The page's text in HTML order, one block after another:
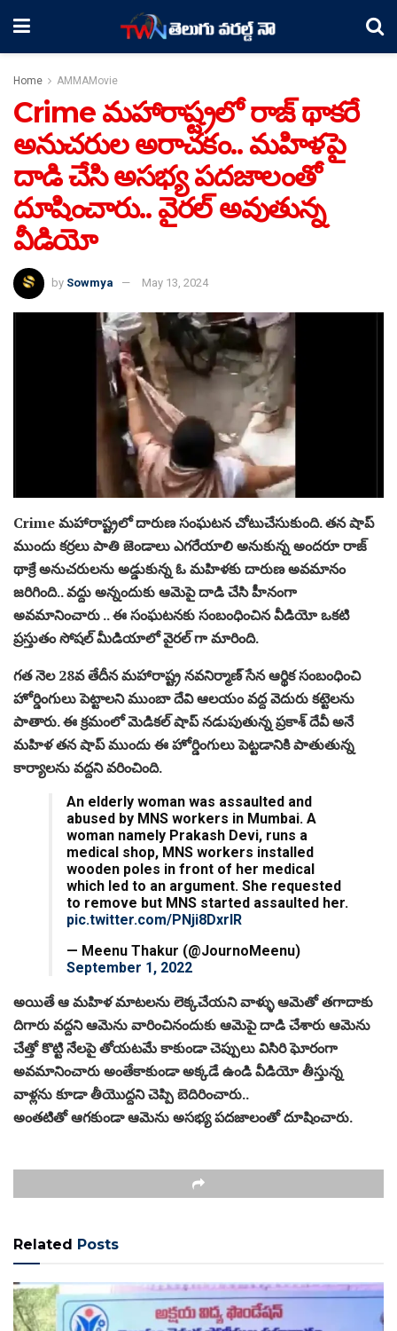
Home AMMAMovie
Crime మహారాష్ట్రలో రాజ్ థాకరే
అనుచరుల అరాచకం.. మహిళపై
దాడి చేసి అసభ్య పదజాలంతో
దూషించారు.. వైరల్ అవుతున్న
వీడియో
by Sowmya May 13, 2024
Crime మహారాష్ట్రలో దారుణ సంఘటన చోటుచేసుకుంది. తన షాప్
ముందు కర్రలు పాతి జెండాలు ఎగరేయాలి అనుకున్న అందరూ రాజ్
థాక్రే అనుచరులను అడ్డుకున్న ఓ మహిళకు దారుణ అవమానం
జరిగింది.. వద్దు అన్నందుకు ఆమెపై దాడి చేసి హీనంగా
అవమానించారు .. ఈ సంఘటనకు సంబంధించిన వీడియో ఒకటి
ప్రస్తుతం సోషల్ మీడియాలో వైరల్ గా మారింది.
గత నెల 28వ తేదీన మ‌హారాష్ట్ర న‌వ‌నిర్మాణ్ సేన ఆర్థిక సంబంధించి
హోర్డింగులు పెట్టాలని ముంబా దేవి ఆల‌యం వ‌ద్ద వెదురు క‌ట్టెల‌ను
పాతారు. ఈ క్రమంలో మెడికల్ షాప్ నడుపుతున్న ప్రకాశ్‌ దేవీ అనే
మహిళ తన షాప్ ముందు ఈ హోర్డింగులు పెట్టడానికి పాతుతున్న
కార్యాలను వద్దని వరించింది.
An elderly woman was assaulted and
abused by MNS workers in Mumbai. A
woman namely Prakash Devi, runs a
medical shop, MNS workers installed
wooden poles in front of her medical
which led to an argument. She requested
to remove but MNS started assaulted her.
pic.twitter.com/PNji8DxrIR
— Meenu Thakur (@JournoMeenu)
September 1, 2022
అయితే ఆ మహిళ మాటలను లెక్కచేయని వాళ్ళు ఆమెతో తగాదాకు
దిగారు వద్దని ఆమెను వారించినందుకు ఆమెపై దాడి చేశారు ఆమెను
చేత్తో కొట్టి నేలపై తోయటమే కాకుండా చెప్పులు విసిరి ఘోరంగా
అవమానించారు అంతేకాకుండా అక్కడే ఉండి వీడియో తీస్తున్న
వాళ్లను కూడా తీయొద్దని చెప్పి బెదిరించారు..
అంత‌టితో ఆగ‌కుండా ఆమెను అస‌భ్య ప‌ద‌జాలంతో దూషించారు.
Related Posts